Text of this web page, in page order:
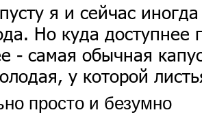
я и сейчас
Но куда доступнее
- самая обычная
у которой
просто и безумно